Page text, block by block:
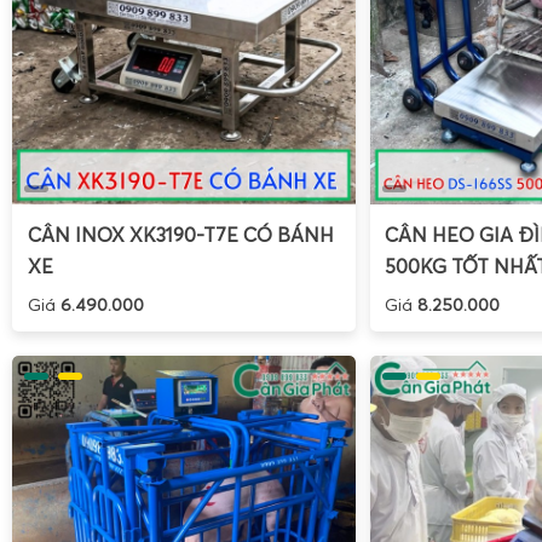
kết nối máy in) hoặc đọc trực tiếp cho khách.
Cộng dồn nhiều món:Sau khi cân xong một món,
lưu lại giá trị, tiếp tục cân món tiếp theo. Cuối cùng,
tiền của tất cả các món đã cân, giúp thanh toán
Lưu đơn giá:Một số phiên bản đầu cân ST-602 cho
cho các mặt hàng bán thường xuyên, giúp thao tác
sót khi nhập giá.
cân điện tử tính tiền ST-602
đông khách, cần xử lý nhiều giao dịch liên tục mà vẫn
cao.
Pin cân điện tử tính tiền ST-602 là pin sạc dung
thay thế sau vài năm sử dụng.
Pin cân điệntử ST-602 là pin sạc dung lượng cao, cho
tục nhiều giờ, thậm chí cả ngày mà không cần cắm điện
CÂN INOX XK3190-T7E CÓ BÁNH
XE
Giá 6.490.000
CÂN HEO GIA
500KG TỐT
Giá 8.250.000